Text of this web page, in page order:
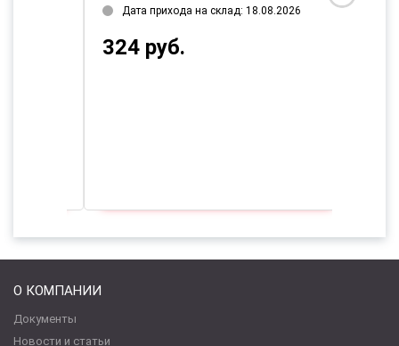
Дата прихода на склад: 18.08.2026
324 руб.
О КОМПАНИИ
Документы
Новости и статьи